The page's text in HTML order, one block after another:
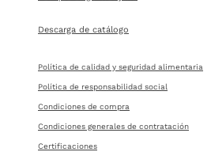
Descarga de catálogo
Política de calidad y seguridad alimentaria
Política de responsabilidad social
Condiciones de compra
Condiciones generales de contratación
Certificaciones